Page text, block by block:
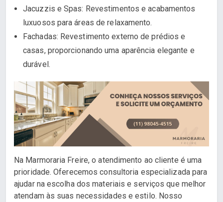
Jacuzzis e Spas: Revestimentos e acabamentos
luxuosos para áreas de relaxamento.
Fachadas: Revestimento externo de prédios e
casas, proporcionando uma aparência elegante e
durável.
Na Marmoraria Freire, o atendimento ao cliente é uma
prioridade. Oferecemos consultoria especializada para
ajudar na escolha dos materiais e serviços que melhor
atendam às suas necessidades e estilo. Nosso